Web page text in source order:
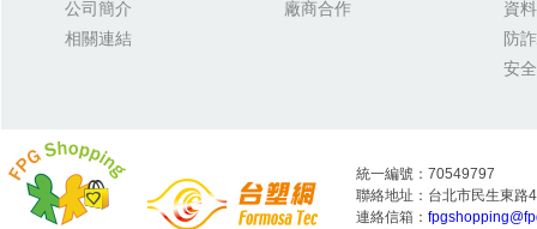
公司簡介
相關連結
廠商合作
資
防
安
統一編號：70549797
聯絡地址：台北市民生東路
連絡信箱：